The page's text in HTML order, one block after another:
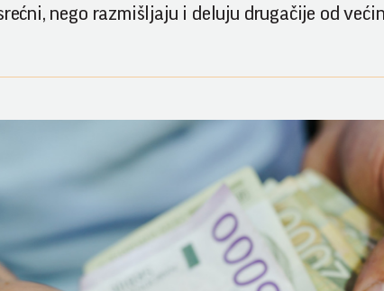
nego razmišljaju i deluju drugačije od